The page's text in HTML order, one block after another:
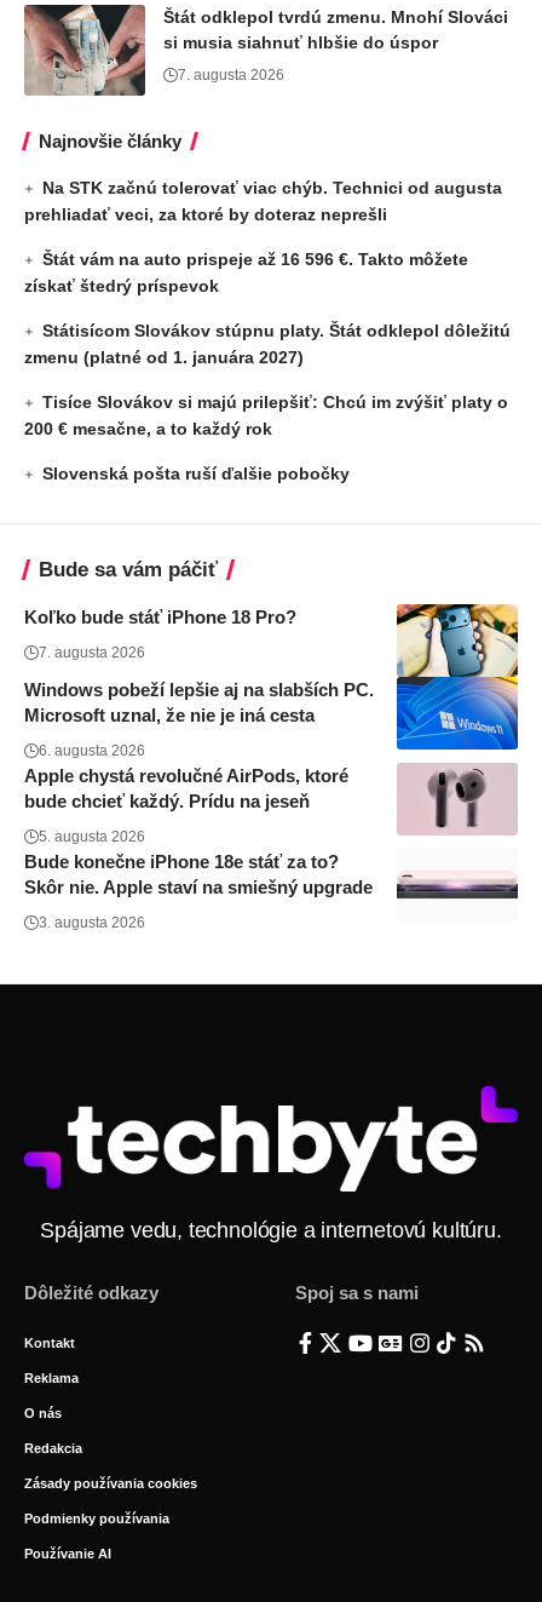
Štát odklepol tvrdú zmenu. Mnohí Slováci
si musia siahnuť hlbšie do úspor
7. augusta 2026
Najnovšie články
Na STK začnú tolerovať viac chýb. Technici od augusta
prehliadať veci, za ktoré by doteraz neprešli
Štát vám na auto prispeje až 16 596 €. Takto môžete
získať štedrý príspevok
Státisícom Slovákov stúpnu platy. Štát odklepol dôležitú
zmenu (platné od 1. januára 2027)
Tisíce Slovákov si majú prilepšiť: Chcú im zvýšiť platy o
200 € mesačne, a to každý rok
Slovenská pošta ruší ďalšie pobočky
Bude sa vám páčiť
Koľko bude stáť iPhone 18 Pro?
7. augusta 2026
Windows pobeží lepšie aj na slabších PC.
Microsoft uznal, že nie je iná cesta
6. augusta 2026
Apple chystá revolučné AirPods, ktoré
bude chcieť každý. Prídu na jeseň
5. augusta 2026
Bude konečne iPhone 18e stáť za to?
Skôr nie. Apple staví na smiešný upgrade
3. augusta 2026
Spájame vedu, technológie a internetovú kultúru.
Dôležité odkazy
Kontakt
Reklama
O nás
Redakcia
Zásady používania cookies
Podmienky používania
Používanie AI
Spoj sa s nami